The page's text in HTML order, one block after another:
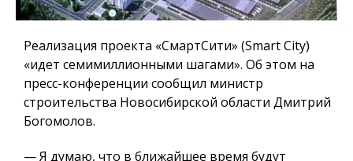
Реализация проекта «СмартСити» (Smart City)
«идет семимиллионными шагами». Об этом на
пресс-конференции сообщил министр
строительства Новосибирской области Дмитрий
Богомолов.
— Я думаю, что в ближайшее время будут